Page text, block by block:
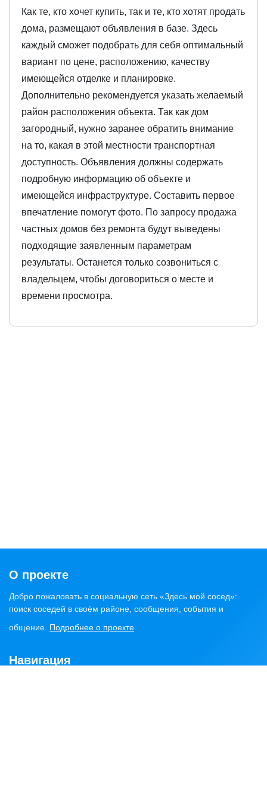
Как те, кто хочет купить, так и те, кто хотят продать
дома, размещают объявления в базе. Здесь
каждый сможет подобрать для себя оптимальный
вариант по цене, расположению, качеству
имеющейся отделке и планировке.
Дополнительно рекомендуется указать желаемый
район расположения объекта. Так как дом
загородный, нужно заранее обратить внимание
на то, какая в этой местности транспортная
доступность. Объявления должны содержать
подробную информацию об объекте и
имеющейся инфраструктуре. Составить первое
впечатление помогут фото. По запросу продажа
частных домов без ремонта будут выведены
подходящие заявленным параметрам
результаты. Останется только созвониться с
владельцем, чтобы договориться о месте и
времени просмотра.
О проекте
Добро пожаловать в социальную сеть «Здесь мой сосед»:
поиск соседей в своём районе, сообщения, события и
общение. Подробнее о проекте
Навигация